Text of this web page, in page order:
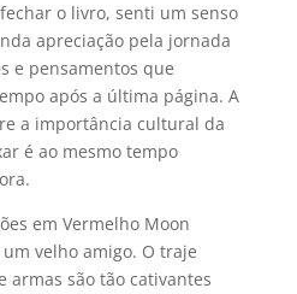
o livro, senti um senso
apreciação pela jornada
e pensamentos que
após a última página. A
a importância cultural da
é ao mesmo tempo
em Vermelho Moon
velho amigo. O traje
armas são tão cativantes